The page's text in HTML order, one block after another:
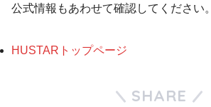
公式情報もあわせて確認してください。
HUSTARトップページ
SHARE